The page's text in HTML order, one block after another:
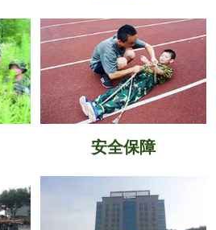
安全保障